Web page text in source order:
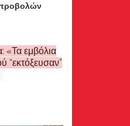
εμβόλια
“εκτόξευσαν”